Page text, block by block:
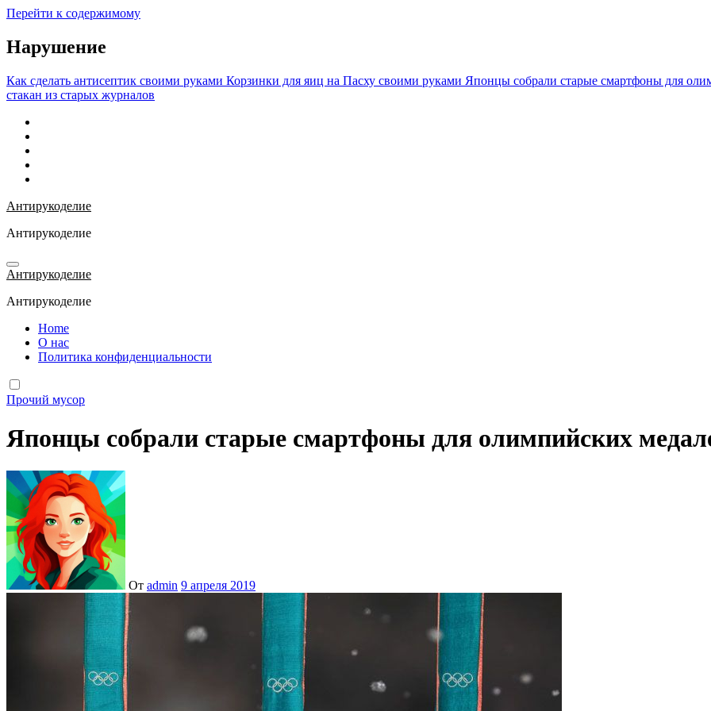
Перейти к содержимому
Нарушение
Как сделать антисептик своими руками Корзинки для яиц на Пасху своими руками Японцы собрали старые смартфоны для
стакан из старых журналов
Антирукоделие
Антирукоделие
Антирукоделие
Антирукоделие
Home
О нас
Политика конфиденциальности
Прочий мусор
Японцы собрали старые смартфоны для олимпийских
От admin 9 апреля 2019